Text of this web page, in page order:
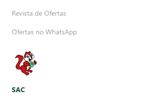
Revista de Ofertas
Ofertas no WhatsApp
SAC